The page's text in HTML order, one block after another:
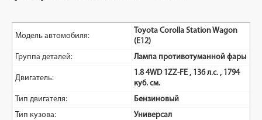
Модель автомобиля:
Toyota Corolla Station Wagon
(E12)
Группа деталей:
Лампа противотуманной фары
Двигатель:
1.8 4WD 1ZZ-FE , 136 л.с. , 1794
куб. см.
Тип двигателя:
Бензиновый
Тип кузова:
Универсал